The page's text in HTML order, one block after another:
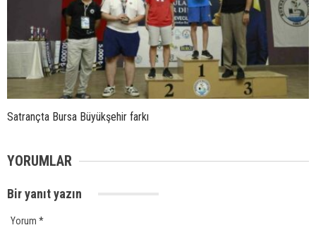
Satrançta Bursa Büyükşehir farkı
YORUMLAR
Bir yanıt yazın
Yorum *